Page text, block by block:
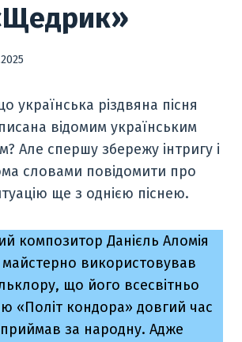
українська різдвяна пісня
відомим українським
Але спершу збережу інтригу і
словами повідомити про
ще з однією піснею.
композитор Данієль Аломія
майстерно використовував
що його всесвітньо
«Політ кондора» довгий час
приймав за народну. Адже